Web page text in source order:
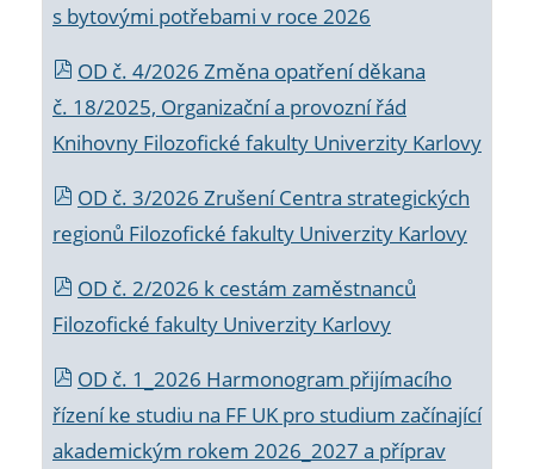
s bytovými potřebami v roce 2026
OD č. 4/2026 Změna opatření děkana
č. 18/2025, Organizační a provozní řád
Knihovny Filozofické fakulty Univerzity Karlovy
OD č. 3/2026 Zrušení Centra strategických
regionů Filozofické fakulty Univerzity Karlovy
OD č. 2/2026 k cestám zaměstnanců
Filozofické fakulty Univerzity Karlovy
OD č. 1_2026 Harmonogram přijímacího
řízení ke studiu na FF UK pro studium začínající
akademickým rokem 2026_2027 a příprav